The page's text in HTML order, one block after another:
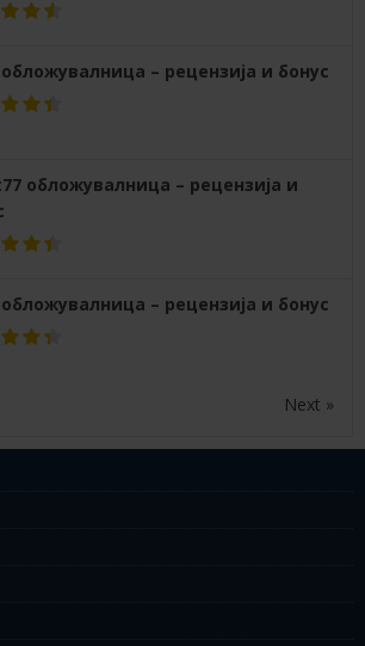
– рецензија и бонус
обложувалница – рецензија и
– рецензија и бонус
Next »